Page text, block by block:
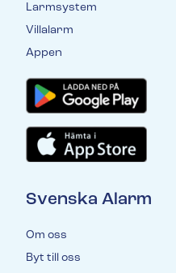
Larmsystem
Villalarm
Appen
Svenska Alarm
Om oss
Byt till oss